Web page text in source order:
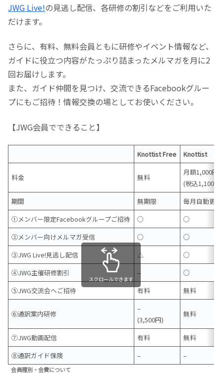
JWG Live!の見逃し配信、各研修の割引などをご利用いた
だけます。
さらに、有料、無料会員ともに研修やイベント情報など、
ガイドに役立つ内容がたっぷり詰まったメルマガを月に2
回お届けします。
また、ガイド仲間を見つけ、交流できるFacebookグルー
プにもご招待！情報交換の場としてお使いください。
【JWG会員でできること】
Knottist Free Knottist
料金 無料
月額1,000円
(税込1,100
期間
無期限
毎月自動更新
①メンバー限定Facebookグループご招待
○
○
②メンバー向けメルマガ受信
○
○
③JWG Live!見逃し配信
△
○
④JWG主催研修割引
–
○
⑤JWG交流会へご招待
有料 無料
⑥通訳案内研修
–
(3,500円)
無料
⑦JWG動画配信 有料
無料
⑧通訳ガイド保険
– –
スクロールできます
会員種別・会費について